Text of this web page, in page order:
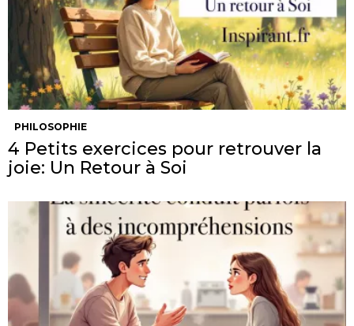
PHILOSOPHIE
4 Petits exercices pour retrouver la
joie: Un Retour à Soi